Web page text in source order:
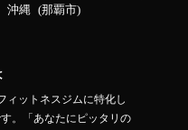
沖縄 那覇市
ィットネスジムに特化し
。「あなたにピッタリの